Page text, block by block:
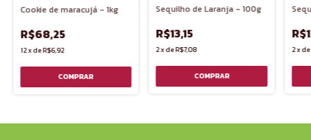
Cookie de maracujá - 1kg
R$68,25
12xdeR$6,92
Sequilho de Laranja - 100g
R$13,15
2xdeR$7,08 2xde